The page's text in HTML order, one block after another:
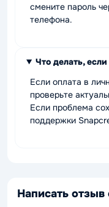
смените пароль
телефона.
Что делать,
Если оплата в
проверьте
Если проблема
поддержки
Написать